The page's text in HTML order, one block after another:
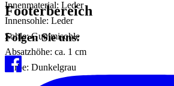
Innenmaterial: Leder
Innensohle: Leder
Sohle: Gummisohle
Absatzhöhe: ca. 1 cm
Farbe: Dunkelgrau
Footerbereich
Folgen Sie uns: